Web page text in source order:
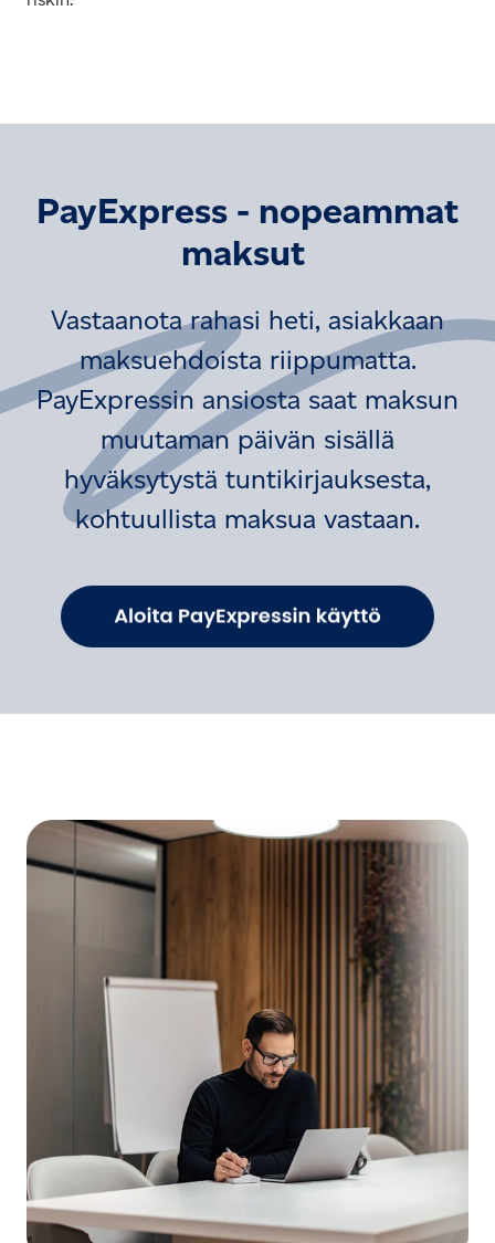
PayExpress - nopeammat
maksut
Vastaanota rahasi heti, asiakkaan
maksuehdoista riippumatta.
PayExpressin ansiosta saat maksun
muutaman päivän sisällä
hyväksytystä tuntikirjauksesta,
kohtuullista maksua vastaan.